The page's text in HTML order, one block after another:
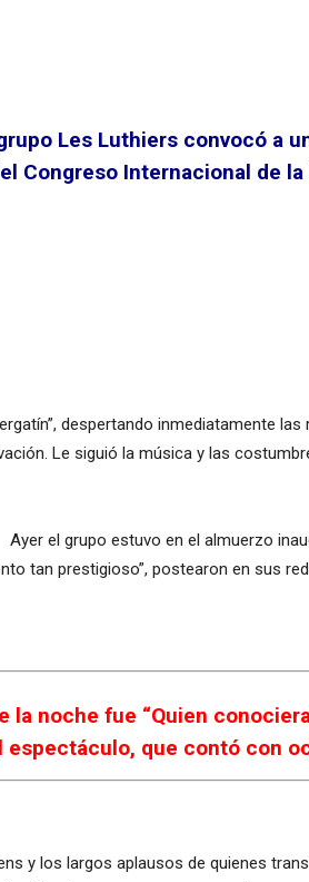
Les Luthiers convocó a
Congreso Internacional de
despertando inmediatamente
Le siguió la música y las
Ayer el grupo estuvo en el almuerzo
tan prestigioso”, postearon en sus
noche fue “Quien
que contó con
y los largos aplausos de quienes